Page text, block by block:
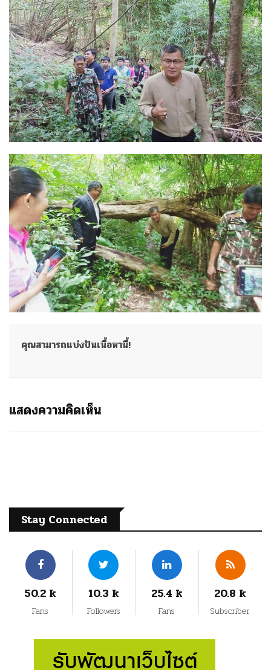
คุณสามารถแบ่งปันเนื้อหานี้!
แสดงความคิดเห็น
Stay Connected
50.2 k
Fans
10.3 k
Followers
25.4 k
Fans
20.8 k
Subscriber